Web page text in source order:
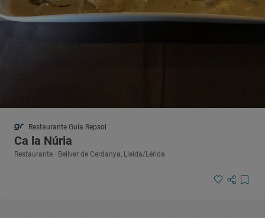
Restaurante Guía Repsol
Ca la Núria
Restaurante · Bellver de Cerdanya, Lleida/Lérida